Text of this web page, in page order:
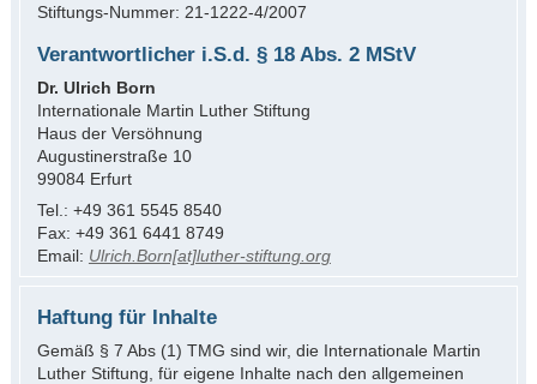
Stiftungs-Nummer: 21-1222-4/2007
Verantwortlicher i.S.d. § 18 Abs. 2 MStV
Dr. Ulrich Born
Internationale Martin Luther Stiftung
Haus der Versöhnung
Augustinerstraße 10
99084 Erfurt
Tel.: +49 361 5545 8540
Fax: +49 361 6441 8749
Email: Ulrich.Born[at]luther-stiftung.org
Haftung für Inhalte
Gemäß § 7 Abs (1) TMG sind wir, die Internationale Martin
Luther Stiftung, für eigene Inhalte nach den allgemeinen